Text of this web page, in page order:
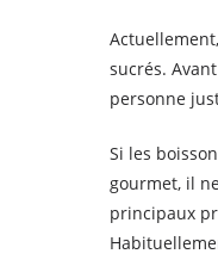
sucrés.
personne
Si les
gourmet, il
principaux